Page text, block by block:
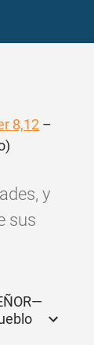
8,12 –
y
sus